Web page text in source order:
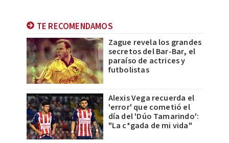
TE RECOMENDAMOS
Zague revela los grandes
secretos del Bar-Bar, el
paraíso de actrices y
futbolistas
Alexis Vega recuerda el
'error' que cometió el
día del 'Dúo Tamarindo':
"La c*gada de mi vida"